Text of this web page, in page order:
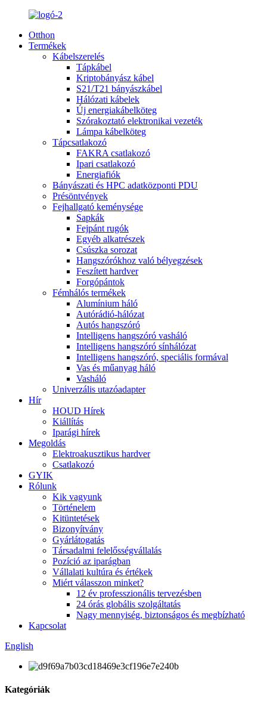
Otthon
Termékek
Kábelszerelés
Tápkábel
Kriptobányász kábel
S21/T21 bányászkábel
Hálózati kábelek
Új energiakábelköteg
Szórakoztató elektronikai vezeték
Lámpa kábelköteg
Tápcsatlakozó
FAKRA csatlakozó
Ipari csatlakozó
Energiafiók
Bányászati ​​és HPC adatközponti PDU
Présöntvények
Fejhallgató keménysége
Sapkák
Fejpánt rugók
Egyéb alkatrészek
Csúszka sorozat
Hangszórókhoz való bélyegzések
Feszített hardver
Forgópántok
Fémhálós termékek
Alumínium háló
Autórádió-hálózat
Autós hangszóró
Intelligens hangszóró vasháló
Intelligens hangszóró sínhálózat
Intelligens hangszóró, speciális formával
Vas és műanyag háló
Vasháló
Univerzális utazóadapter
Hír
HOUD Hírek
Kiállítás
Iparági hírek
Megoldás
Elektroakusztikus hardver
Csatlakozó
GYIK
Rólunk
Kik vagyunk
Történelem
Kitüntetések
Bizonyítvány
Gyárlátogatás
Társadalmi felelősségvállalás
Pozíció az iparágban
Vállalati kultúra és értékek
Miért válasszon minket?
12 év professzionális tervezésben
24 órás globális szolgáltatás
Nagy mennyiség, biztonságos és megbízható
Kapcsolat
English
Kategóriák